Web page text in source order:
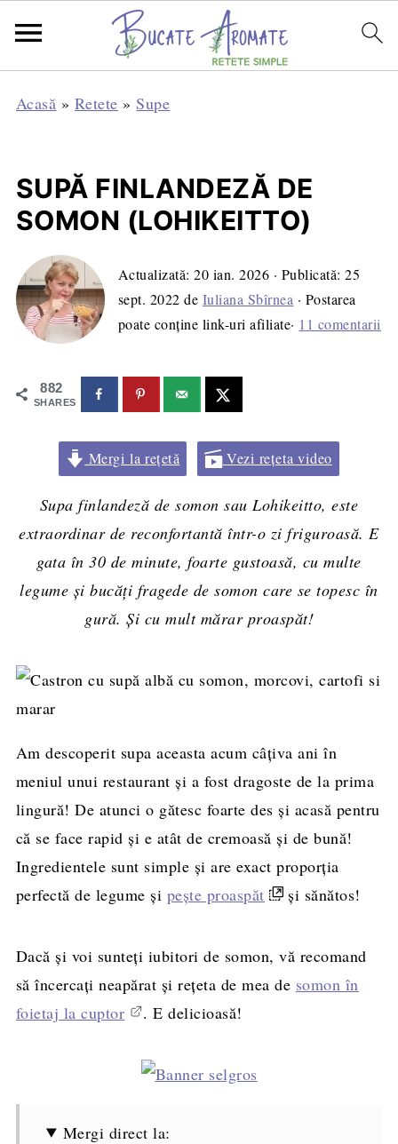
Acasă » Retete » Supe
SUPĂ FINLANDEZĂ DE
SOMON (LOHIKEITTO)
Actualizată:20 ian. 2026 · Publicată:25
sept. 2022 de Iuliana Sbîrnea · Postarea
poate conține link-uri afiliate· 11 comentarii
882
SHARES
Mergi la rețetă Vezi rețeta video
Supa finlandeză de somon sau Lohikeitto, este
extraordinar de reconfortantă într-o zi friguroasă. E
gata în 30 de minute, foarte gustoasă, cu multe
legume și bucăți fragede de somon care se topesc în
gură. Și cu mult mărar proaspăt!
Am descoperit supa aceasta acum câțiva ani în
meniul unui restaurant și a fost dragoste de la prima
lingură! De atunci o gătesc foarte des și acasă pentru
că se face rapid și e atât de cremoasă și de bună!
Ingredientele sunt simple și are exact proporția
perfectă de legume și pește proaspăt și sănătos!
Dacă și voi sunteți iubitori de somon, vă recomand
să încercați neapărat și rețeta de mea de somon în
foietaj la cuptor
. E delicioasă!
Mergi direct la: